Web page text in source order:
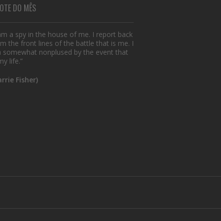
DO MÊS
a spy in the house of me. I report back
the front lines of the battle that is me. I
somewhat nonplused by the event that
life.”
Fisher)